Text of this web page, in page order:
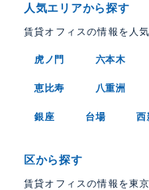
人気エリアから探す
賃貸オフィスの情報を人
虎ノ門 六本木
恵比寿 八重洲
銀座 台場 西
区から探す
賃貸オフィスの情報を東